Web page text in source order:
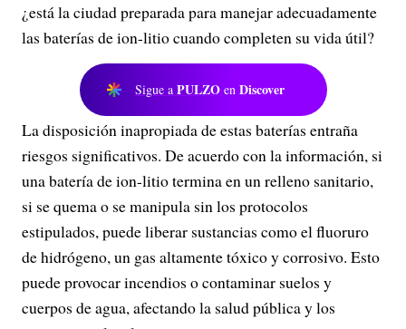
¿está la ciudad preparada para manejar adecuadamente
las baterías de ion-litio cuando completen su vida útil?
Sigue a PULZO en Discover
La disposición inapropiada de estas baterías entraña
riesgos significativos. De acuerdo con la información, si
una batería de ion-litio termina en un relleno sanitario,
si se quema o se manipula sin los protocolos
estipulados, puede liberar sustancias como el fluoruro
de hidrógeno, un gas altamente tóxico y corrosivo. Esto
puede provocar incendios o contaminar suelos y
cuerpos de agua, afectando la salud pública y los